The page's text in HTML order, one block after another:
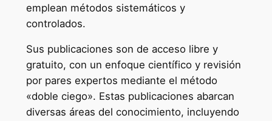
emplean métodos sistemáticos y
controlados.
Sus publicaciones son de acceso libre y
gratuito, con un enfoque científico y revisión
por pares expertos mediante el método
«doble ciego». Estas publicaciones abarcan
diversas áreas del conocimiento, incluyendo